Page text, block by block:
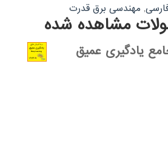
, مهندسی برق قدرت
مشاهده شده
یادگیری عمیق